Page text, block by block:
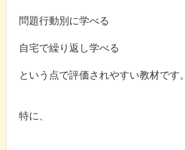
問題行動別に学べる
自宅で繰り返し学べる
という点で評価されやすい教材です。
特に、